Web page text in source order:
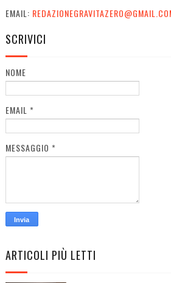
EMAIL:
SCRIVICI
NOME
EMAIL *
MESSAGGIO *
ARTICOLI PIÙ LETTI